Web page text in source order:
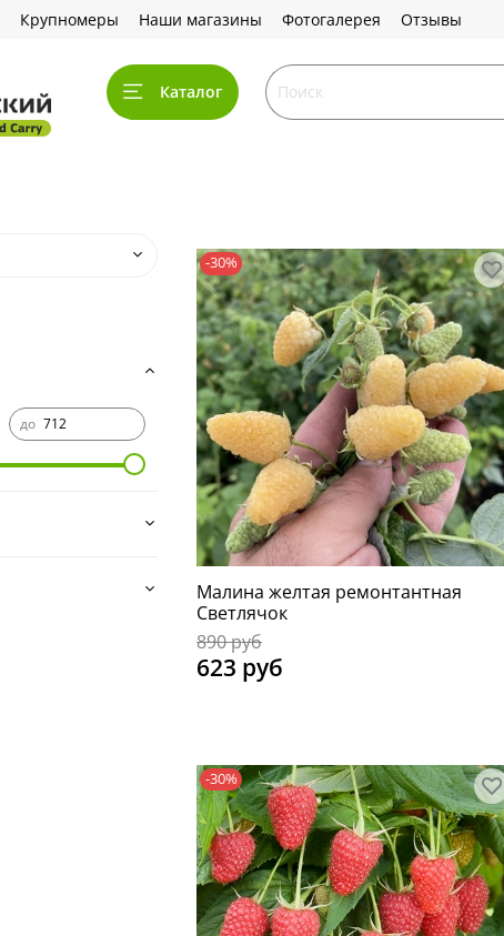
Крупномеры Наши магазины Фотогалерея Отзывы
Каталог
-30%
Малина желтая ремонтантная
Светлячок
890 руб
623 руб
-30%
до